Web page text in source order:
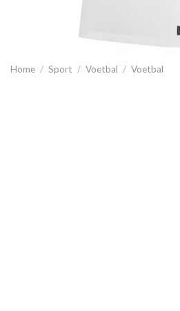
Home / Sport / Voetbal / Voetbal